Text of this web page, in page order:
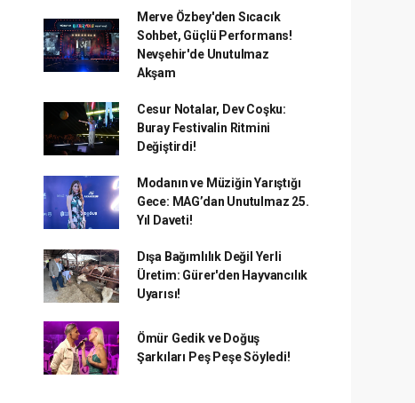
Merve Özbey'den Sıcacık
Sohbet, Güçlü Performans!
Nevşehir'de Unutulmaz
Akşam
Cesur Notalar, Dev Coşku:
Buray Festivalin Ritmini
Değiştirdi!
Modanın ve Müziğin Yarıştığı
Gece: MAG’dan Unutulmaz 25.
Yıl Daveti!
Dışa Bağımlılık Değil Yerli
Üretim: Gürer'den Hayvancılık
Uyarısı!
Ömür Gedik ve Doğuş
Şarkıları Peş Peşe Söyledi!